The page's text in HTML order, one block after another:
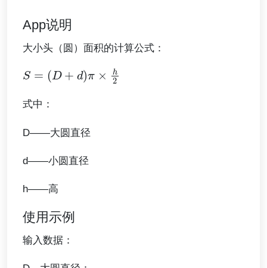
App说明
大小头（圆）面积的计算公式：
S D +d ×h
式中：
D——大圆直径
d——小圆直径
h——高
使用示例
输入数据：